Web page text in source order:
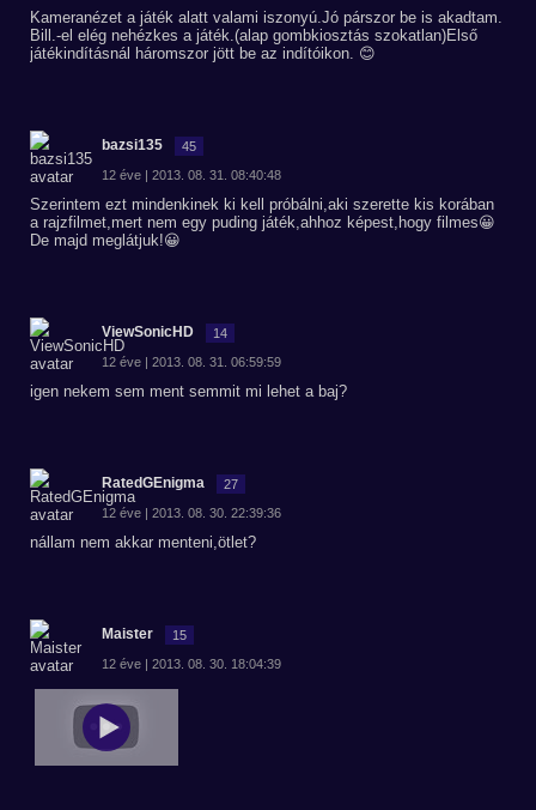
Kameranézet a játék alatt valami iszonyú.Jó párszor be is akadtam.
Bill.-el elég nehézkes a játék.(alap gombkiosztás szokatlan)Első
játékindításnál háromszor jött be az indítóikon. 😊
bazsi135 45
12 éve | 2013. 08. 31. 08:40:48
Szerintem ezt mindenkinek ki kell próbálni,aki szerette kis korában
a rajzfilmet,mert nem egy puding játék,ahhoz képest,hogy filmes😀
De majd meglátjuk!😀
ViewSonicHD 14
12 éve | 2013. 08. 31. 06:59:59
igen nekem sem ment semmit mi lehet a baj?
RatedGEnigma 27
12 éve | 2013. 08. 30. 22:39:36
nállam nem akkar menteni,ötlet?
Maister 15
12 éve | 2013. 08. 30. 18:04:39